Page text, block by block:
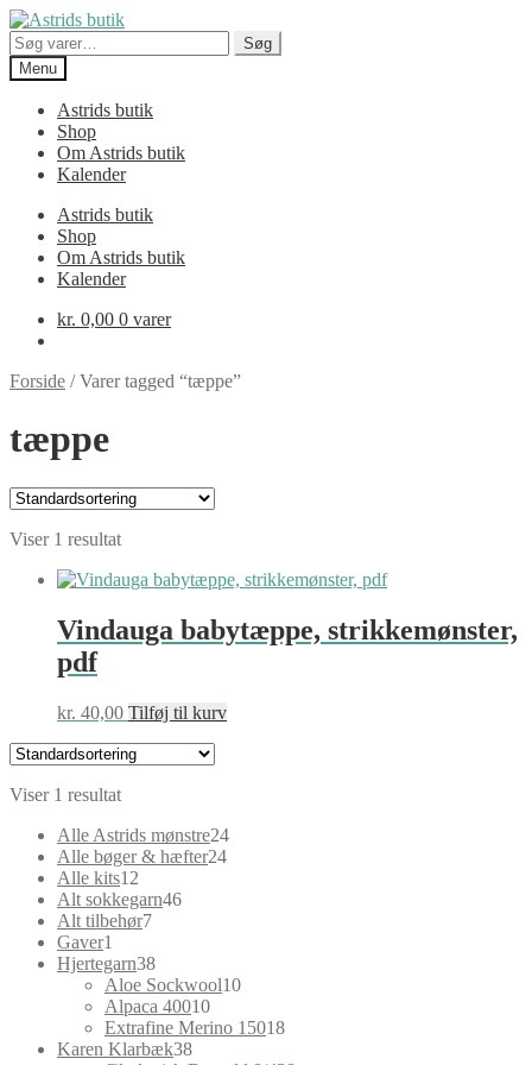
Spring
til
navigation
Spring
til
indhold
Søg
efter:
Søg
Menu
Astrids butik
Shop
Om Astrids butik
Kalender
Astrids butik
Shop
Om Astrids butik
Kalender
kr. 0,00 0 varer
Forside /Varer tagged “tæppe”
tæppe
Viser 1 resultat
Vindauga babytæppe, strikkemønster,
pdf
kr. 40,00 Tilføj til kurv
Viser 1 resultat
Alle Astrids mønstre2424
Alle bøger & hæfter2424
Alle kits12
varer
Alt sokkegarn4646
Alt tilbehør77
Gaver1
vare
Hjertegarn3838
varer
Aloe Sockwool1010
Alpaca 4001010
varer
Extrafine Merino 1501818
Karen Klarbæk3838